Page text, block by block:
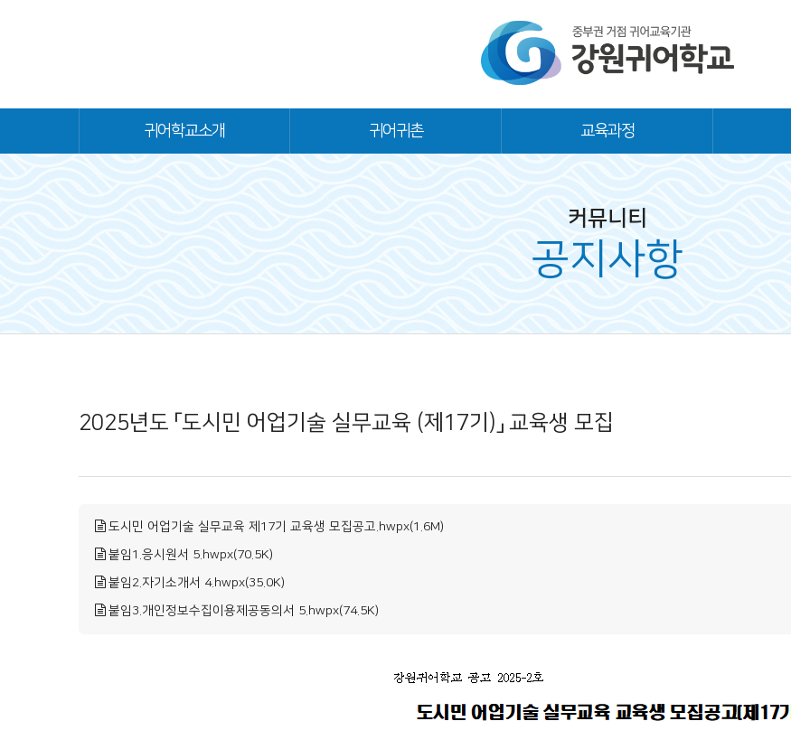
귀어학교소개 귀어귀촌 교육과정
커뮤니티
공지사항
2025년도 「도시민 어업기술 실무교육 (제17기)」 교육생 모집
도시민 어업기술 실무교육 제17기 교육생 모집공고.hwpx(1.6M)
붙임1.응시원서 5.hwpx(70.5K)
붙임2.자기소개서 4.hwpx(35.0K)
붙임3.개인정보수집이용제공동의서 5.hwpx(74.5K)